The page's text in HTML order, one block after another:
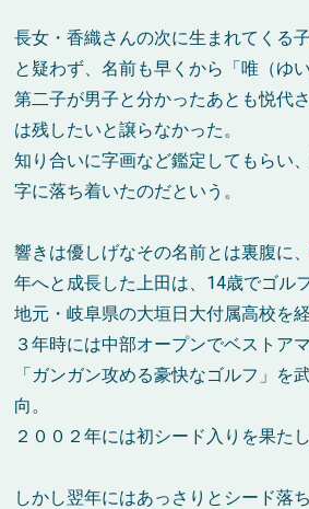
長女・香織さんの次に生まれてくる
と疑わず、名前も早くから「唯（ゆ
第二子が男子と分かったあとも悦代
は残したいと譲らなかった。
知り合いに字画など鑑定してもらい
字に落ち着いたのだという。
響きは優しげなその名前とは裏腹に
年へと成長した上田は、14歳でゴル
地元・岐阜県の大垣日大付属高校を
３年時には中部オープンでベストア
「ガンガン攻める豪快なゴルフ」を
向。
２００２年には初シード入りを果たし
しかし翌年にはあっさりとシード落ち